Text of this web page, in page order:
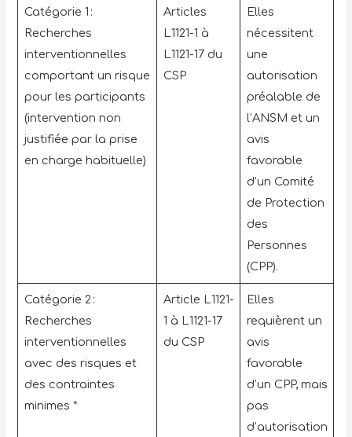
Catégorie 1 :
Recherches
interventionnelles
comportant un risque
pour les participants
(intervention non
justifiée par la prise
en charge habituelle)
Articles
L1121-1 à
L1121-17 du
CSP
Elles
nécessitent
une
autorisation
préalable de
l’ANSM et un
avis
favorable
d’un Comité
de Protection
des
Personnes
(CPP).
Catégorie 2 :
Recherches
interventionnelles
avec des risques et
des contraintes
minimes *
Article L1121-
1 à L1121-17
du CSP
Elles
requièrent un
avis
favorable
d’un CPP, mais
pas
d’autorisation